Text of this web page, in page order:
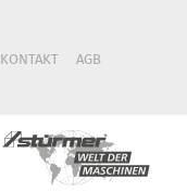
KONTAKT
AGB